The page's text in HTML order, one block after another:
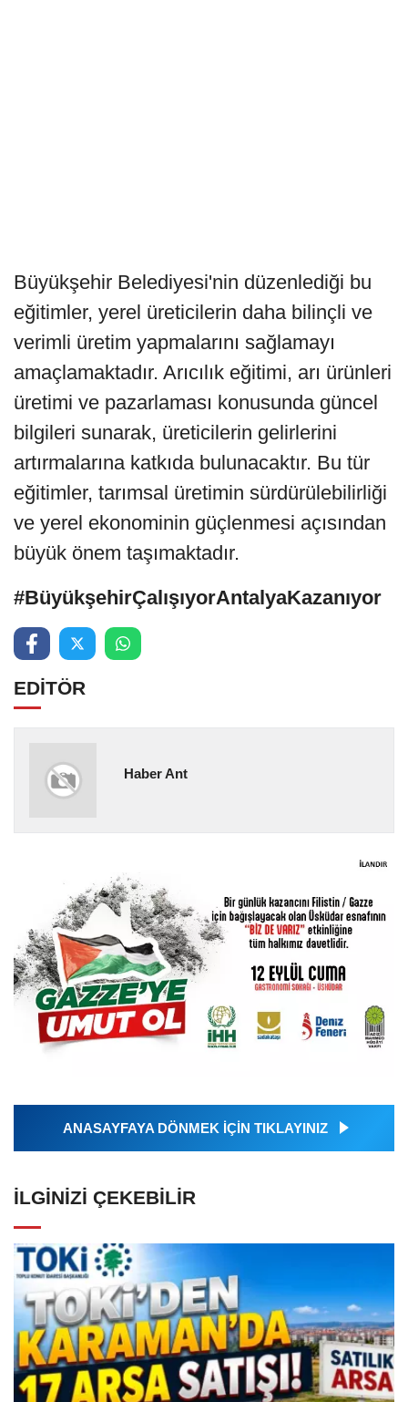
Büyükşehir Belediyesi'nin düzenlediği bu
eğitimler, yerel üreticilerin daha bilinçli ve
verimli üretim yapmalarını sağlamayı
amaçlamaktadır. Arıcılık eğitimi, arı ürünleri
üretimi ve pazarlaması konusunda güncel
bilgileri sunarak, üreticilerin gelirlerini
artırmalarına katkıda bulunacaktır. Bu tür
eğitimler, tarımsal üretimin sürdürülebilirliği
ve yerel ekonominin güçlenmesi açısından
büyük önem taşımaktadır.
#BüyükşehirÇalışıyorAntalyaKazanıyor
EDİTÖR
Haber Ant
ANASAYFAYA DÖNMEK İÇİN TIKLAYINIZ
İLGINIZI ÇEKEBILIR